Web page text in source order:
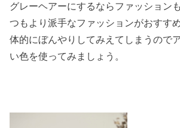
グレーヘアーにするならファッション
つもより派手なファッションがおすす
体的にぼんやりしてみえてしまうので
い色を使ってみましょう。